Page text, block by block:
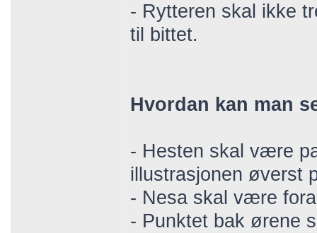
- Rytteren skal ikke
til bittet.
Hvordan kan man
- Hesten skal være
illustrasjonen øverst
- Nesa skal være
- Punktet bak ørene